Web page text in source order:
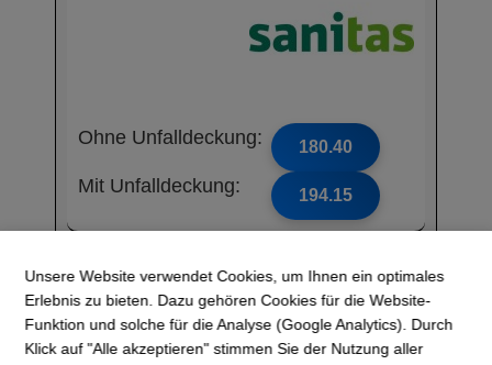
Ohne Unfalldeckung: 180.40
Mit Unfalldeckung: 194.15
Unsere Website verwendet Cookies, um Ihnen ein optimales
Erlebnis zu bieten. Dazu gehören Cookies für die Website-
Funktion und solche für die Analyse (Google Analytics). Durch
Klick auf "Alle akzeptieren" stimmen Sie der Nutzung aller